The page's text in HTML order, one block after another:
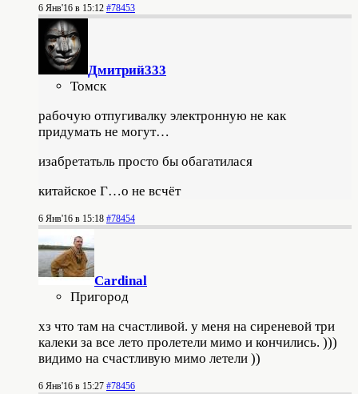
6 Янв'16 в 15:12 #78453
Дмитрий333
Томск
рабочую отпугивалку электронную не как
придумать не могут…
изабретатьль просто бы обагатилася
китайское Г…о не всчёт
6 Янв'16 в 15:18 #78454
Cardinal
Пригород
хз что там на счастливой. у меня на сиреневой три
калеки за все лето пролетели мимо и кончились. )))
видимо на счастливую мимо летели ))
6 Янв'16 в 15:27 #78456